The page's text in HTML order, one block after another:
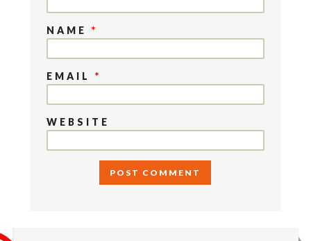
NAME*
EMAIL*
WEBSITE